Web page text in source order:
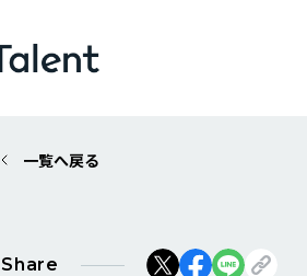
一覧へ戻る
Share